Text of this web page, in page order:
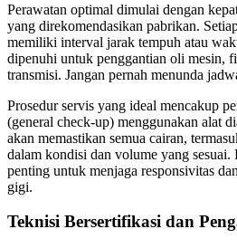
Perawatan optimal dimulai dengan
yang direkomendasikan pabrikan.
memiliki interval jarak tempuh atau
dipenuhi untuk penggantian oli mesin,
transmisi. Jangan pernah menunda
Prosedur servis yang ideal mencakup
(general check-up) menggunakan alat
akan memastikan semua cairan,
dalam kondisi dan volume yang sesuai.
penting untuk menjaga responsivitas dan
gigi.
Teknisi Bersertifikasi dan